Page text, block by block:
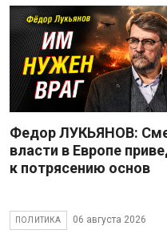
Федор ЛУКЬЯНОВ:
власти в Европе
к потрясению основ
ПОЛИТИКА 06 августа 2026